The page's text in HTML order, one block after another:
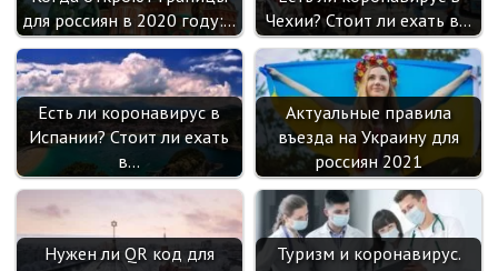
для россиян в 2020 году:…
Чехии? Стоит ли ехать в…
Есть ли коронавирус в
Испании? Стоит ли ехать
в…
Актуальные правила
въезда на Украину для
россиян 2021
Нужен ли QR код для
Туризм и коронавирус.